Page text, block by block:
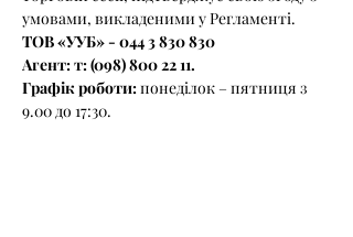
умовами, викладеними у Регламенті.
ТОВ «УУБ» - 044 3 830 830
Агент: т: (098) 800 22 11.
Графік роботи: понеділок – пятниця з
9.00 до 17:30.